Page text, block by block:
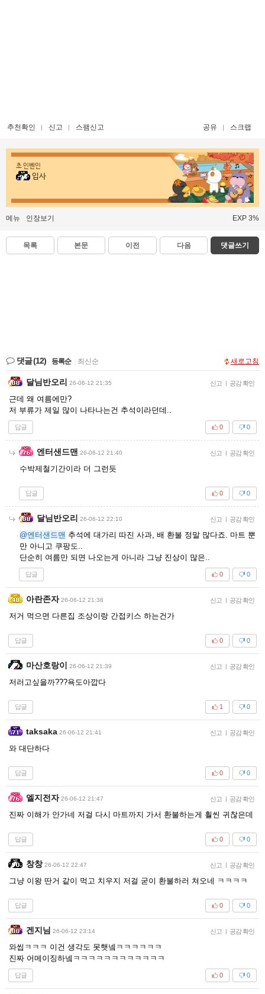
추천확인 신고 스팸신고 공유 스크랩
초 인벤인
입사
메뉴 인장보기 EXP 3%
목록 본문 이전 다음 댓글쓰기
댓글(12) 등록순 최신순 새로고침
달님반오리 26-06-12 21:35 신고 | 공감 확인
근데 왜 여름에만?
저 부류가 제일 많이 나타나는건 추석이라던데..
답글 0
0
엔터샌드맨 26-06-12 21:40 신고 | 공감 확인
수박제철기간이라 더 그런듯
답글 0
0
달님반오리 26-06-12 22:10 신고 | 공감 확인
@엔터샌드맨 추석에 대가리 따진 사과, 배 환불 정말 많다죠. 마트 뿐
만 아니고 쿠팡도..
단순히 여름만 되면 나오는게 아니라 그냥 진상이 많은..
답글 0
0
아란존자 26-06-12 21:38 신고 | 공감 확인
저거 먹으면 다른집 조상이랑 간접키스 하는건가
답글 0
0
마산호랑이 26-06-12 21:39 신고 | 공감 확인
저러고싶을까???욕도아깝다
답글 0
1
taksaka 26-06-12 21:41 신고 | 공감 확인
와 대단하다
답글 0
0
엘지전자 26-06-12 21:47 신고 | 공감 확인
진짜 이해가 안가네 저걸 다시 마트까지 가서 환불하는게 훨씬 귀찮은데
답글 0
0
창창 26-06-12 22:47 신고 | 공감 확인
그냥 이왕 딴거 같이 먹고 치우지 저걸 굳이 환불하러 쳐오네 ㅋㅋㅋㅋ
답글 0
0
겐지님 26-06-12 23:14 신고 | 공감 확인
와씹ㅋㅋㅋ 이건 생각도 못햇넼ㅋㅋㅋㅋㅋㅋ
진짜 어메이징하넼ㅋㅋㅋㅋㅋㅋㅋㅋㅋㅋㅋㅋ
답글 0
0